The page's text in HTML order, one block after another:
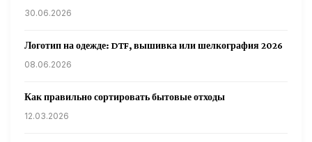
30.06.2026
Логотип на одежде: DTF, вышивка или шелкография 2026
08.06.2026
Как правильно сортировать бытовые отходы
12.03.2026